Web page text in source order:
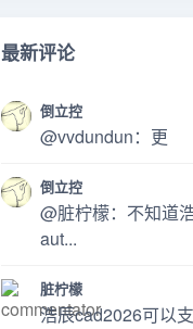
最新评论
倒立控
@vvdundun：更
倒立控
@脏柠檬：不知道
aut...
脏柠檬
浩辰cad2026可以